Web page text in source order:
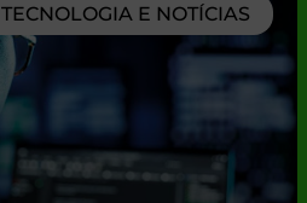
TECNOLOGIA E NOTÍCIAS